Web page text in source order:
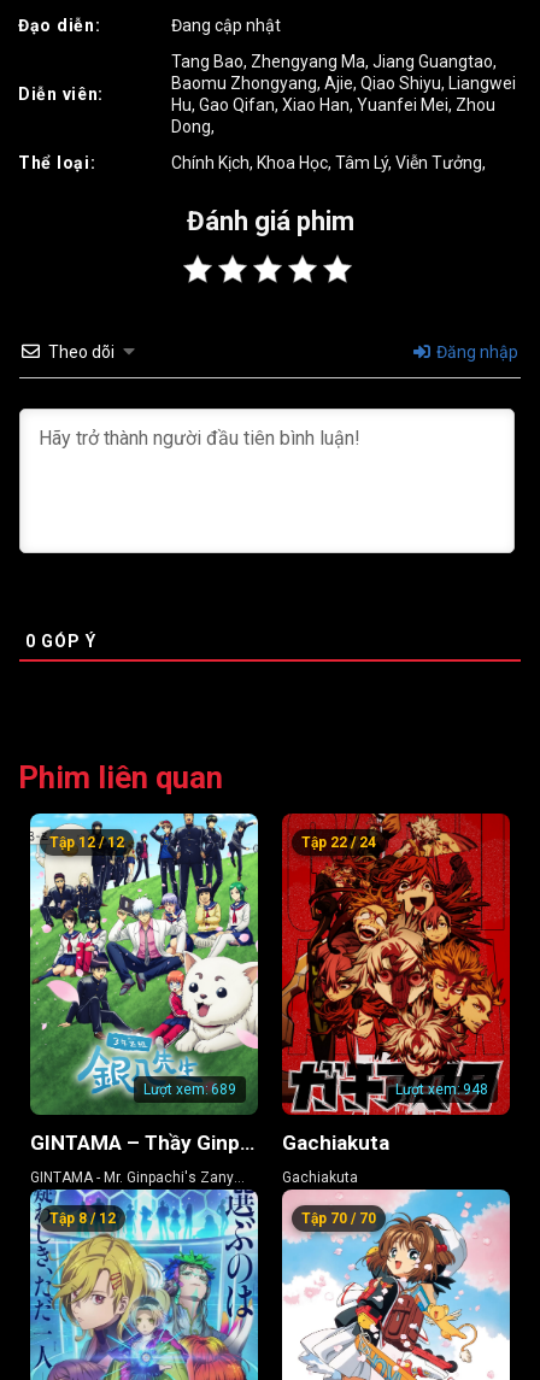
Đạo diễn:
Đang cập nhật
Diễn viên:
Tang Bao, Zhengyang Ma, Jiang Guangtao,
Baomu Zhongyang, Ajie, Qiao Shiyu, Liangwei
Hu, Gao Qifan, Xiao Han, Yuanfei Mei, Zhou
Dong,
Thể loại:
Chính Kịch, Khoa Học, Tâm Lý, Viễn Tưởng,
Đánh giá phim
Theo dõi Đăng nhập
0 GÓP Ý
Phim liên quan
Lượt xem:689
Tập 12 / 12
GINTAMA – Thầy Ginpachi Ở Lớp 3-Z
GINTAMA - Mr. Ginpachi's Zany
Class
Lượt xem:948
Tập 22 / 24
Gachiakuta
Gachiakuta
Tập 8 / 12 Tập 70 / 70